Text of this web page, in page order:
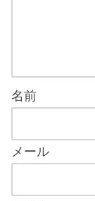
名前
メール